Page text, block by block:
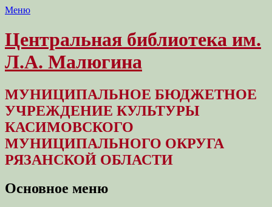
Меню
Центральная библиотека им.
Л.А. Малюгина
МУНИЦИПАЛЬНОЕ БЮДЖЕТНОЕ
УЧРЕЖДЕНИЕ КУЛЬТУРЫ
КАСИМОВСКОГО
МУНИЦИПАЛЬНОГО ОКРУГА
РЯЗАНСКОЙ ОБЛАСТИ
Основное меню